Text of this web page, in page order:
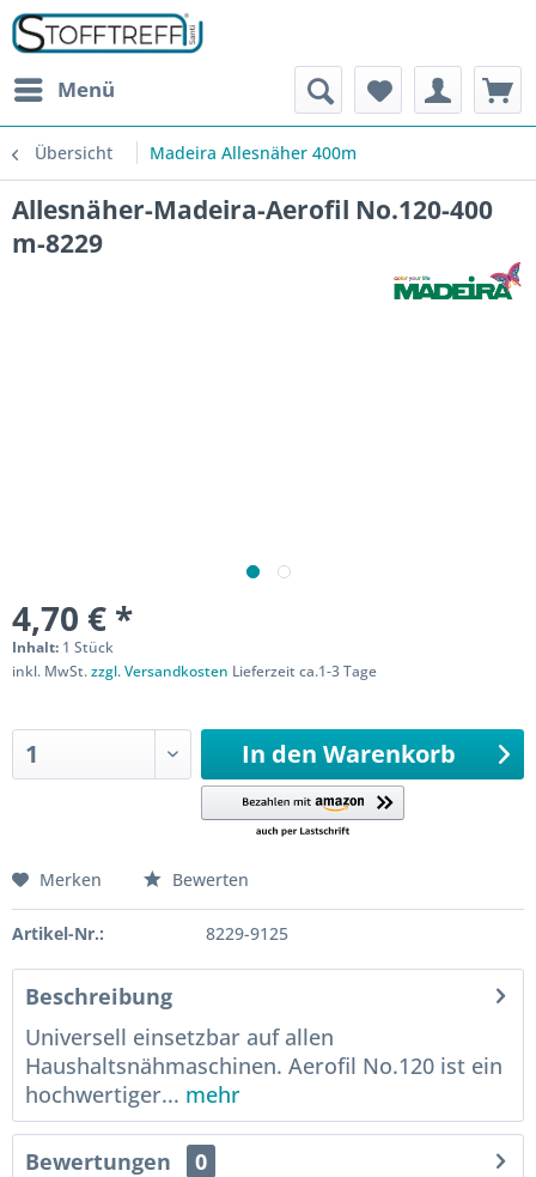
Menü
Übersicht Madeira Allesnäher 400m
Allesnäher-Madeira-Aerofil No.120-400
m-8229
4,70 € *
Inhalt: 1 Stück
inkl. MwSt.zzgl. Versandkosten Lieferzeit ca.1-3 Tage
In den Warenkorb
Merken Bewerten
Artikel-Nr.: 8229-9125
Beschreibung
Universell einsetzbar auf allen
Haushaltsnähmaschinen. Aerofil No.120 ist ein
hochwertiger... mehr
Bewertungen
0